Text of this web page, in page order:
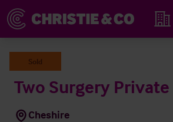
Sold
Two Surgery
Cheshire